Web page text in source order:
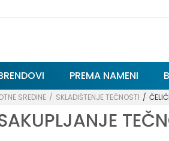
PREMA NAMENI
SREDINE SKLADIŠTENJE TEČNOSTI